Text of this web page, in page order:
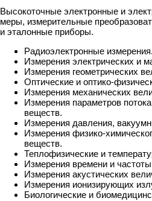
Высокоточные электронные и
меры, измерительные
и эталонные приборы.
Радиоэлектронные измерения.
Измерения электрических и
Измерения геометрических
Оптические и оптико-
Измерения механических
Измерения параметров
веществ.
Измерения давления,
Измерения физико-
веществ.
Теплофизические и
Измерения времени и
Измерения акустических
Измерения ионизирующих
Биологические и